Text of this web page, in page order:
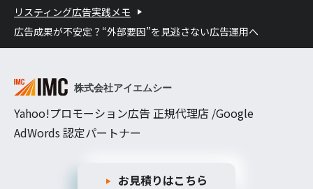
リスティング広告実践メモ
広告成果が不安定？“外部要因”を見逃さない広告運用へ
Yahoo!プロモーション広告 正規代理店 /Google
AdWords 認定パートナー
お見積りはこちら